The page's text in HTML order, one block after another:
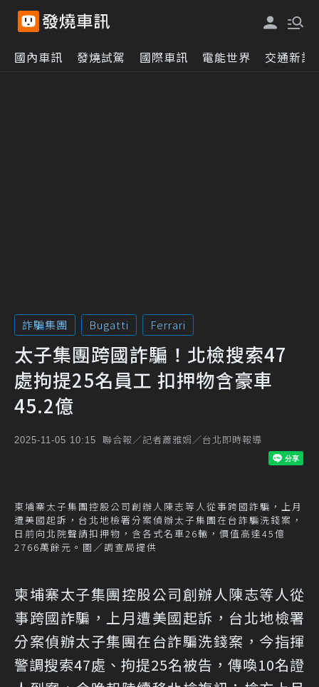
國內車訊 發燒試駕 國際車訊 電能世界 交通新訊
詐騙集團 Bugatti Ferrari
太子集團跨國詐騙！北檢搜索47
處拘提25名員工 扣押物含豪車
45.2億
2025-11-05 10:15 聯合報／記者蕭雅娟／台北即時報導
柬埔寨太子集團控股公司創辦人陳志等人從事跨國詐騙，上月
遭美國起訴，台北地檢署分案偵辦太子集團在台詐騙洗錢案，
日前向北院聲請扣押物，含各式名車26輛，價值高達45億
2766萬餘元。圖／調查局提供
柬埔寨太子集團控股公司創辦人陳志等人從
事跨國詐騙，上月遭美國起訴，台北地檢署
分案偵辦太子集團在台詐騙洗錢案，今指揮
警調搜索47處、拘提25名被告，傳喚10名證